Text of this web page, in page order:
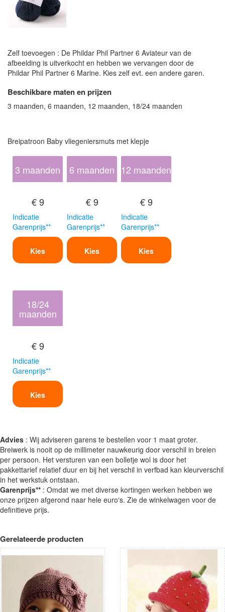
Zelf toevoegen : De Phildar Phil Partner 6 Aviateur van de
afbeelding is uitverkocht en hebben we vervangen door de
Phildar Phil Partner 6 Marine. Kies zelf evt. een andere garen.
Beschikbare maten en prijzen
3 maanden, 6 maanden, 12 maanden, 18/24 maanden
Breipatroon Baby vliegeniersmuts met klepje
3 maanden
€ 9
Indicatie
Garenprijs**
Kies
6 maanden
€ 9
Indicatie
Garenprijs**
Kies
12 maanden
€ 9
Indicatie
Garenprijs**
Kies
18/24
maanden
€ 9
Indicatie
Garenprijs**
Kies
Advies : Wij adviseren garens te bestellen voor 1 maat groter.
Breiwerk is nooit op de millimeter nauwkeurig door verschil in breien
per persoon. Het versturen van een bolletje wol is door het
pakkettarief relatief duur en bij het verschil in verfbad kan kleurverschil
in het werkstuk ontstaan.
Garenprijs** : Omdat we met diverse kortingen werken hebben we
onze prijzen afgerond naar hele euro's. Zie de winkelwagen voor de
definitieve prijs.
Gerelateerde producten